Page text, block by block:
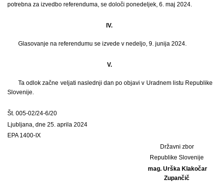
potrebna za izvedbo referenduma, se določi ponedeljek, 6. maj 2024.
IV.
Glasovanje na referendumu se izvede v nedeljo, 9. junija 2024.
V.
Ta odlok začne veljati naslednji dan po objavi v Uradnem listu Republike
Slovenije.
Št. 005-02/24-6/20
Ljubljana, dne 25. aprila 2024
EPA 1400-IX
Državni zbor
Republike Slovenije
mag. Urška Klakočar
Zupančič